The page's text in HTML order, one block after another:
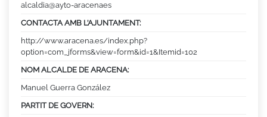
alcaldia@ayto-aracenaes
CONTACTA AMB L’AJUNTAMENT:
http://www.aracena.es/index.php?
option=com_jforms&view=form&id=1&Itemid=102
NOM ALCALDE DE ARACENA:
Manuel Guerra González
PARTIT DE GOVERN: